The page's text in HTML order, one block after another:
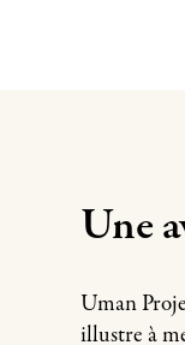
Une
Uman
illustre à